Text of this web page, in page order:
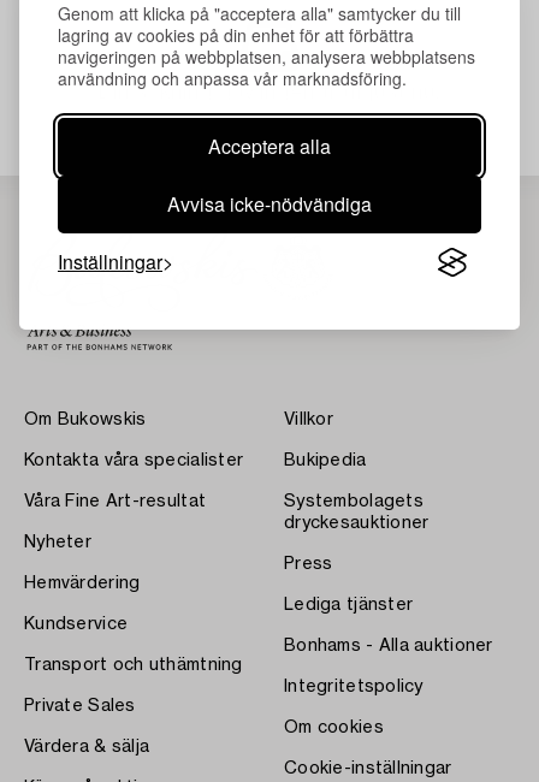
Genom att klicka på "acceptera alla" samtycker du till
lagring av cookies på din enhet för att förbättra
navigeringen på webbplatsen, analysera webbplatsens
användning och anpassa vår marknadsföring.
Acceptera alla
Avvisa icke-nödvändiga
Inställningar
Din sökning gav ingen träff just nu.
Om Bukowskis
Kontakta våra specialister
Våra Fine Art-resultat
Nyheter
Hemvärdering
Kundservice
Transport och uthämtning
Private Sales
Värdera & sälja
Villkor
Bukipedia
Systembolagets
dryckesauktioner
Press
Lediga tjänster
Bonhams - Alla auktioner
Integritetspolicy
Om cookies
Cookie-inställningar